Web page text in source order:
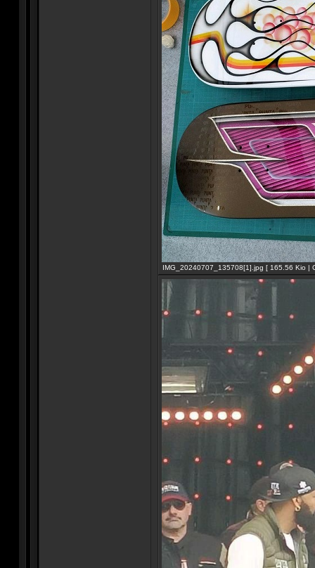
IMG_20240707_135708[1].jpg [ 165.56 Kio |